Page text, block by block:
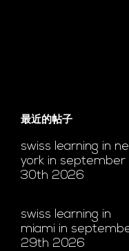
最近的帖子
swiss learning in
york in september
30th 2026
swiss learning in
miami in
29th 2026